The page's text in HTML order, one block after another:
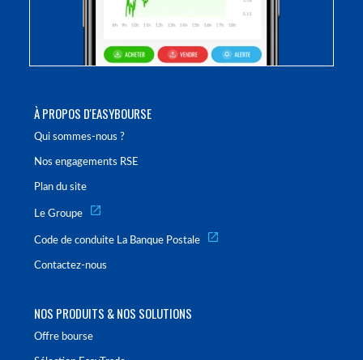
À PROPOS D'EASYBOURSE
Qui sommes-nous ?
Nos engagements RSE
Plan du site
Le Groupe
Code de conduite La Banque Postale
Contactez-nous
NOS PRODUITS & NOS SOLUTIONS
Offre bourse